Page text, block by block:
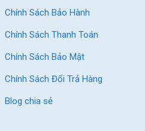
Nón Bảo Hiểm Trẻ Em
310.000₫370.000
Chính Sách Bảo Hành
Chính Sách Thanh Toán
Chính Sách Bảo Mật
Chính Sách Đổi Trả Hàng
Blog chia sẻ